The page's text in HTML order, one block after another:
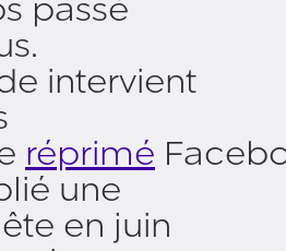
passé
intervient
réprimé
une
en juin